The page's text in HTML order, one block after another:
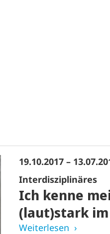
19.10.2017 –
Interdisziplinäres
Ich kenne
(laut)stark
Weiterlesen